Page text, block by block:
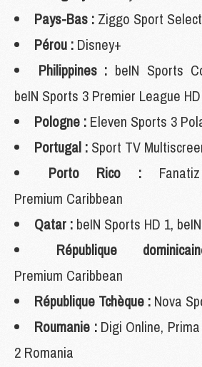
Pays-Bas : Ziggo Sport
Pérou : Disney+
Philippines : beIN Sports
beIN Sports 3 Premier League HD
Pologne : Eleven Sports 3
Portugal : Sport TV
Porto Rico :
Premium Caribbean
Qatar : beIN Sports HD 1,
République
Premium Caribbean
République Tchèque : Nova
Roumanie :Digi Online,
2 Romania